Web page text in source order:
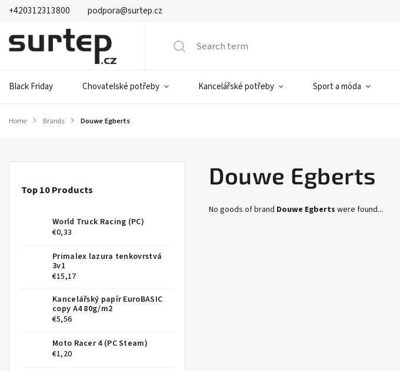
+420312313800 podpora@surtep.cz
Black Friday Chovatelské potřeby Kancelářské potřeby Sport a móda
Home / Brands / Douwe Egberts
Top 10 Products
World Truck Racing (PC)
€0,33
Primalex lazura tenkovrstvá
3v1
€15,17
Kancelářský papír EuroBASIC
copy A4 80g/m2
€5,56
Moto Racer 4 (PC Steam)
€1,20
Douwe Egberts
No goods of brand Douwe Egberts were found...